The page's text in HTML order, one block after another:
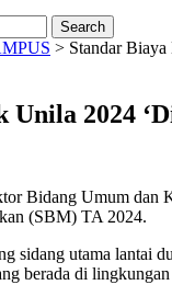
> Standar
2024
Bidang Umum dan
(SBM) TA 2024.
sidang utama lantai
berada di